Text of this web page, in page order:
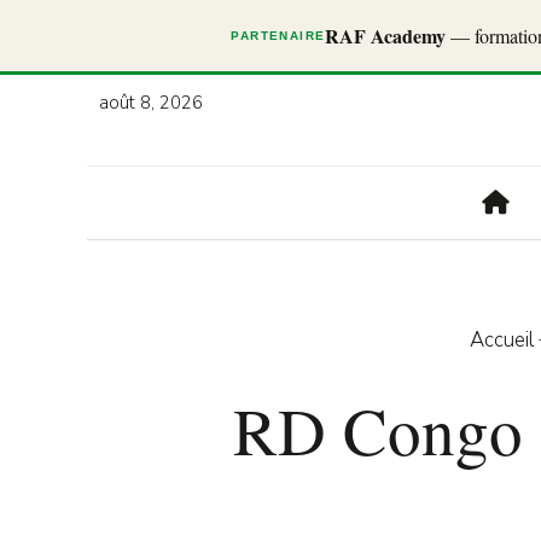
PARTENAIRERAF Academy—
août 8, 2026
Accueil
RD Congo